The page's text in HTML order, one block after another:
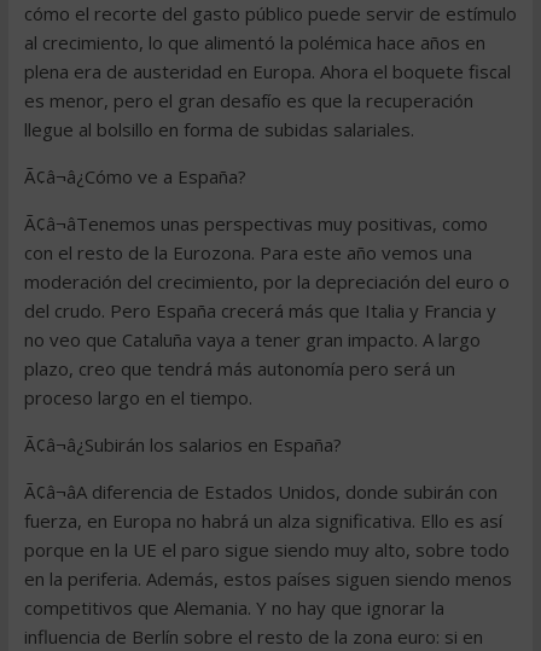
cómo el recorte del gasto público puede servir de estímulo
al crecimiento, lo que alimentó la polémica hace años en
plena era de austeridad en Europa. Ahora el boquete fiscal
es menor, pero el gran desafío es que la recuperación
llegue al bolsillo en forma de subidas salariales.
Ã¢â¬â¿Cómo ve a España?
Ã¢â¬âTenemos unas perspectivas muy positivas, como
con el resto de la Eurozona. Para este año vemos una
moderación del crecimiento, por la depreciación del euro o
del crudo. Pero España crecerá más que Italia y Francia y
no veo que Cataluña vaya a tener gran impacto. A largo
plazo, creo que tendrá más autonomía pero será un
proceso largo en el tiempo.
Ã¢â¬â¿Subirán los salarios en España?
Ã¢â¬âA diferencia de Estados Unidos, donde subirán con
fuerza, en Europa no habrá un alza significativa. Ello es así
porque en la UE el paro sigue siendo muy alto, sobre todo
en la periferia. Además, estos países siguen siendo menos
competitivos que Alemania. Y no hay que ignorar la
influencia de Berlín sobre el resto de la zona euro: si en